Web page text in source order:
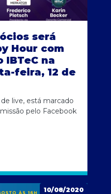
será
Hour com
IBTeC na
feira, 12 de
live, está marcado
pelo Facebook
10/08/2020